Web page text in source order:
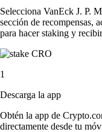
Selecciona VanEck J. P.
sección de recompensas,
para hacer staking y
1
Descarga la app
Obtén la app de
directamente desde tu